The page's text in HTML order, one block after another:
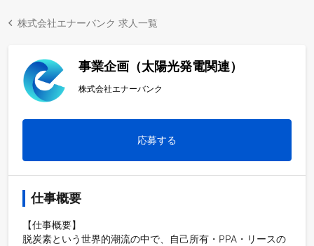
株式会社エナーバンク 求人一覧
事業企画（太陽光発電関連）
株式会社エナーバンク
応募する
仕事概要
【仕事概要】
脱炭素という世界的潮流の中で、自己所有・PPA・リースの